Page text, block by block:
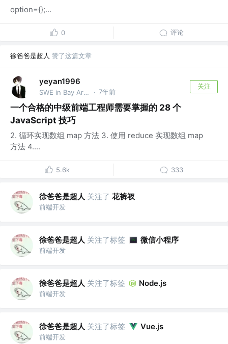
option={};...
0 评论
徐爸爸是超人 赞了这篇文章
yeyan1996
SWE in Bay Area @TikTok · 7年前
关注
一个合格的中级前端工程师需要掌握的 28 个
JavaScript 技巧
2. 循环实现数组 map 方法 3. 使用 reduce 实现数组 map
方法 4....
5.6k 333
徐爸爸是超人 关注了 花裤衩
前端开发
徐爸爸是超人 关注了标签 微信小程序
前端开发
徐爸爸是超人 关注了标签 Node.js
前端开发
徐爸爸是超人 关注了标签 Vue.js
前端开发